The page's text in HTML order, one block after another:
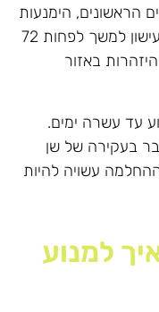
הראשונים, הימנעות
ממאמץ גופני במשך מספר ימים, אי עישון למשך לפחות 72
באזור
עד עשרה ימים.
בעקירה של שן
עשויה להיות
למנוע